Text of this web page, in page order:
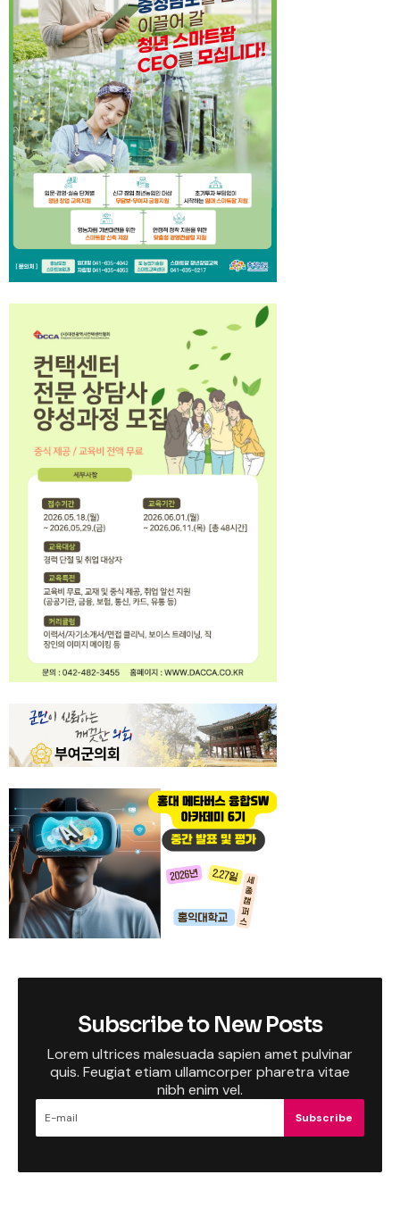
Subscribe to New Posts
Lorem ultrices malesuada sapien amet pulvinar
quis. Feugiat etiam ullamcorper pharetra vitae
nibh enim vel.
Subscribe